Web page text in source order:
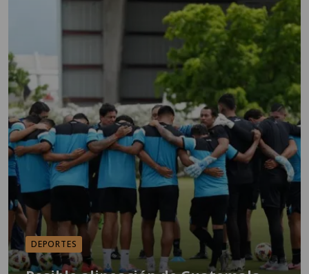
DEPORTES